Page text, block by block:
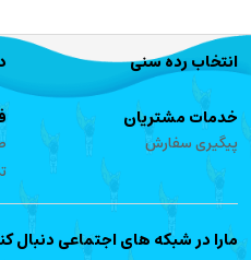
انتخاب رده سنی
خدمات مشتریان
پیگیری سفارش
مارا در شبکه های اجتماعی دنبال